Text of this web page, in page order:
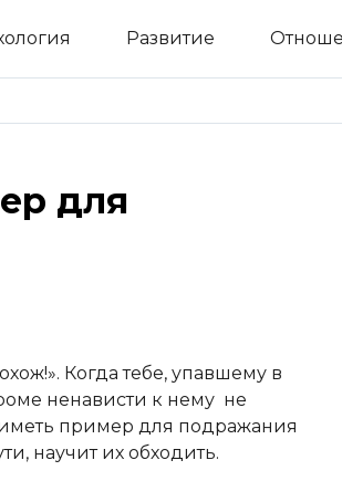
Развитие
для
Когда тебе, упавшему в
ненависти к нему не
пример для подражания
научит их обходить.